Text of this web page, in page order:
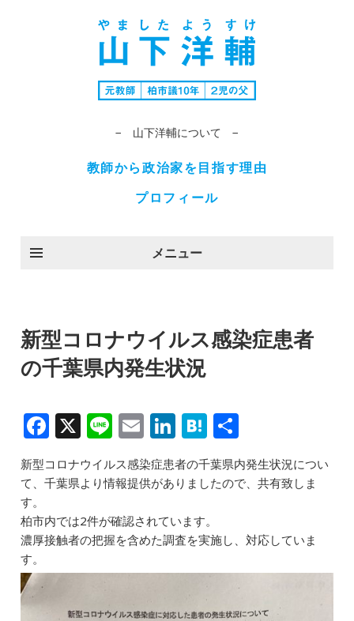
− 山下洋輔について −
教師から政治家を目指す理由
プロフィール
メニュー
新型コロナウイルス感染症患者
の千葉県内発生状況
F
c
b
o
o
k
X Li
n
e
E
m
ai
Li
n
k
e
dI
n
H
at
e
a
有
‪新型コロナウイルス感染症患者の千葉県内発生状況につい
て、千葉県より情報提供がありましたので、共有致しま
す。‬
‪柏市内では2件が確認されています。‬
‪濃厚接触者の把握を含めた調査を実施し、対応していま
す。‬